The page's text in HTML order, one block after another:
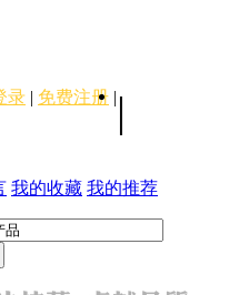
录 | 免费注册 | |
我的收藏 我的推荐